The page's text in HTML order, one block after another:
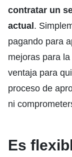
contratar un
actual.
pagando para
mejoras para
ventaja para
proceso de
ni
Es